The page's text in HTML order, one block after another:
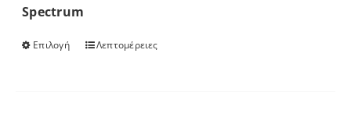
Spectrum
Επιλογή
Αυτό
Λεπτομέρειες